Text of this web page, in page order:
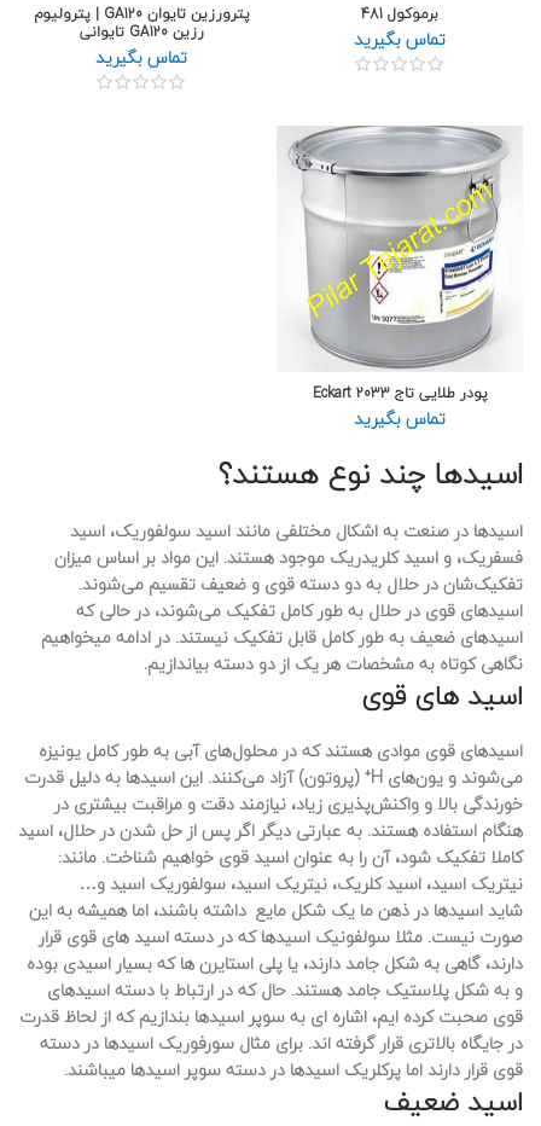
برموکول 481
تماس بگیرید
پترورزین تایوان GA120 | پترولیوم
رزین GA120 تایوانی
تماس بگیرید
پودر طلایی تاج Eckart 2033
تماس بگیرید
اسیدها چند نوع هستند؟
اسیدها در صنعت به اشکال مختلفی مانند اسید سولفوریک، اسید
فسفریک، و اسید کلریدریک موجود هستند. این مواد بر اساس میزان
تفکیک‌شان در حلال به دو دسته قوی و ضعیف تقسیم می‌شوند.
اسیدهای قوی در حلال به طور کامل تفکیک می‌شوند، در حالی که
اسیدهای ضعیف به طور کامل قابل تفکیک نیستند. در ادامه میخواهیم
نگاهی کوتاه به مشخصات هر یک از دو دسته بیاندازیم.
اسید های قوی
اسیدهای قوی موادی هستند که در محلول‌های آبی به طور کامل یونیزه
می‌شوند و یون‌های H⁺ (پروتون) آزاد می‌کنند. این اسیدها به دلیل قدرت
خورندگی بالا و واکنش‌پذیری زیاد، نیازمند دقت و مراقبت بیشتری در
هنگام استفاده هستند. به عبارتی دیگر اگر پس از حل شدن در حلال، اسید
کاملا تفکیک شود، آن را به عنوان اسید قوی خواهیم شناخت. مانند:
نیتریک اسید، اسید کلریک، نیتریک اسید، سولفوریک اسید و…
شاید اسیدها در ذهن ما یک شکل مایع داشته باشند، اما همیشه به این
صورت نیست. مثلا سولفونیک اسیدها که در دسته اسید های قوی قرار
دارند، گاهی به شکل جامد دارند، یا پلی استایرن ها که بسیار اسیدی بوده
و به شکل پلاستیک جامد هستند. حال که در ارتباط با دسته اسیدهای
قوی صحبت کرده ایم، اشاره ای به سوپر اسیدها بندازیم که از لحاظ قدرت
در جایگاه بالاتری قرار گرفته اند. برای مثال سورفوریک اسیدها در دسته
قوی قرار دارند اما پرکلریک اسیدها در دسته سوپر اسیدها میباشند.
اسید ضعیف